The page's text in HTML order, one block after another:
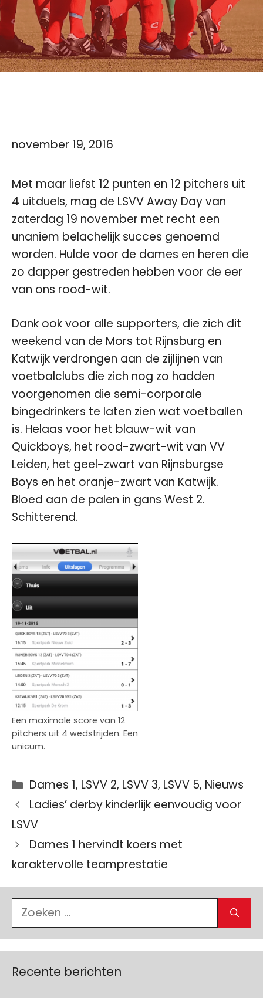
november 19, 2016
Met maar liefst 12 punten en 12 pitchers uit
4 uitduels, mag de LSVV Away Day van
zaterdag 19 november met recht een
unaniem belachelijk succes genoemd
worden. Hulde voor de dames en heren die
zo dapper gestreden hebben voor de eer
van ons rood-wit.
Dank ook voor alle supporters, die zich dit
weekend van de Mors tot Rijnsburg en
Katwijk verdrongen aan de zijlijnen van
voetbalclubs die zich nog zo hadden
voorgenomen die semi-corporale
bingedrinkers te laten zien wat voetballen
is. Helaas voor het blauw-wit van
Quickboys, het rood-zwart-wit van VV
Leiden, het geel-zwart van Rijnsburgse
Boys en het oranje-zwart van Katwijk.
Bloed aan de palen in gans West 2.
Schitterend.
Een maximale score van 12
pitchers uit 4 wedstrijden. Een
unicum.
Categorieën
Dames 1, LSVV 2, LSVV 3, LSVV 5, Nieuws
Ladies’ derby kinderlijk eenvoudig voor
LSVV
Dames 1 hervindt koers met
karaktervolle teamprestatie
Zoek
naar:
Recente berichten